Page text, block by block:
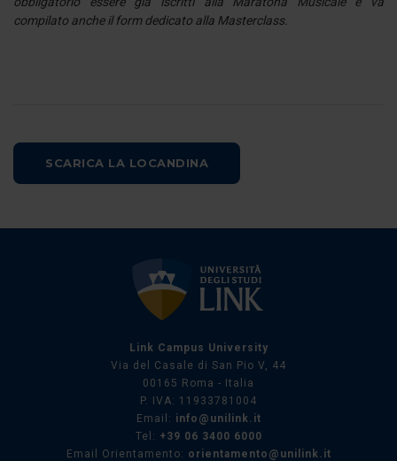
informazioni sul modo in cui utilizza il nostro sito con i
compilato anche il form dedicato alla Masterclass.
SCARICA LA LOCANDINA
Link Campus University
Via del Casale di San Pio V, 44
00165 Roma - Italia
P. IVA: 11933781004
Email: info@unilink.it
Tel: +39 06 3400 6000
Email Orientamento: orientamento@unilink.it